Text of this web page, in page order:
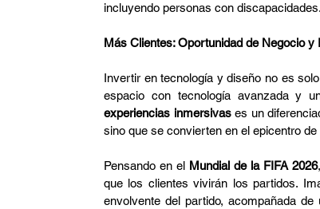
incluyendo personas con discapacidades.
Más Clientes: Oportunidad de Negocio
Invertir en tecnología y diseño no es
experiencias inmersivas es un
sino que se convierten en el epicentro de
Pensando en el Mundial de la FIFA 2026
que los clientes vivirán los partidos.
envolvente del partido, acompañada